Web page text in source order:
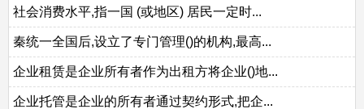
社会消费水平,指一国 (或地区) 居民一定时...
秦统一全国后,设立了专门管理()的机构,最高...
企业租赁是企业所有者作为出租方将企业()地...
企业托管是企业的所有者通过契约形式,把企...